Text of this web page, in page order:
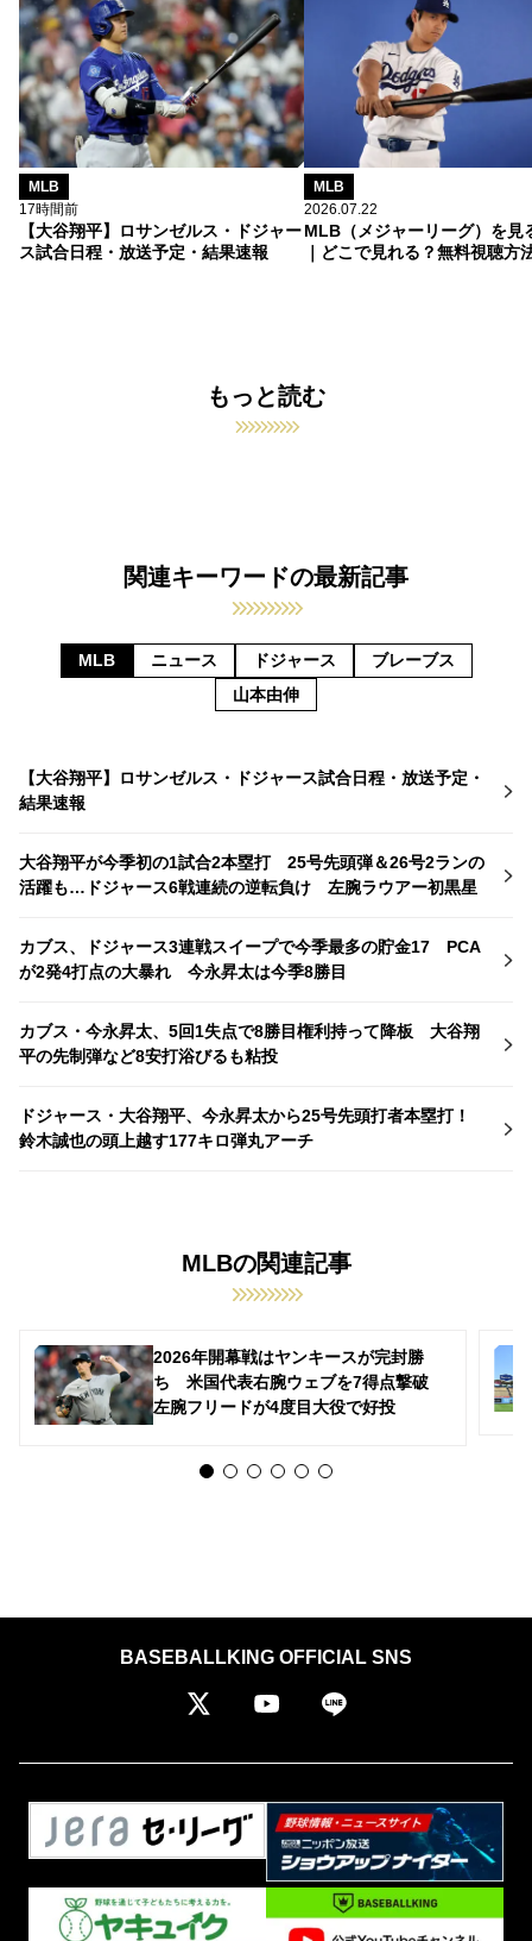
MLB
17時間前
【大谷翔平】ロサンゼルス・ドジャー
ス試合日程・放送予定・結果速報
MLB
2026.07.22
MLB（メジャーリーグ）を見
｜どこで見れる？無料視聴方
もっと読む
関連キーワードの最新記事
MLB ニュース ドジャース
ブレーブス
山本由伸
【大谷翔平】ロサンゼルス・ドジャース試合日程・放送予定・
結果速報
大谷翔平が今季初の1試合2本塁打 25号先頭弾＆26号2ランの
活躍も…ドジャース6戦連続の逆転負け 左腕ラウアー初黒星
カブス、ドジャース3連戦スイープで今季最多の貯金17 PCA
が2発4打点の大暴れ 今永昇太は今季8勝目
カブス・今永昇太、5回1失点で8勝目権利持って降板 大谷翔
平の先制弾など8安打浴びるも粘投
ドジャース・大谷翔平、今永昇太から25号先頭打者本塁打！
鈴木誠也の頭上越す177キロ弾丸アーチ
MLBの関連記事
2026年開幕戦はヤンキースが完封勝
ち 米国代表右腕ウェブを7得点撃破
左腕フリードが4度目大役で好投
BASEBALLKING OFFICIAL SNS